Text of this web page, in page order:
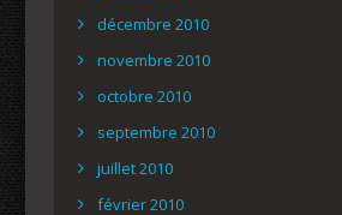
décembre 2010
novembre 2010
octobre 2010
septembre 2010
juillet 2010
février 2010